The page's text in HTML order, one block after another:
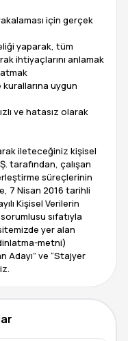
için gerçek
yaparak, tüm
ihtiyaçlarını anlamak
kurallarına uygun
ve hatasız olarak
ileteceğiniz kişisel
tarafından, çalışan
süreçlerinin
7 Nisan 2016 tarihli
Kişisel Verilerin
sıfatıyla
yer alan
metni)
Adayı” ve “Stajyer